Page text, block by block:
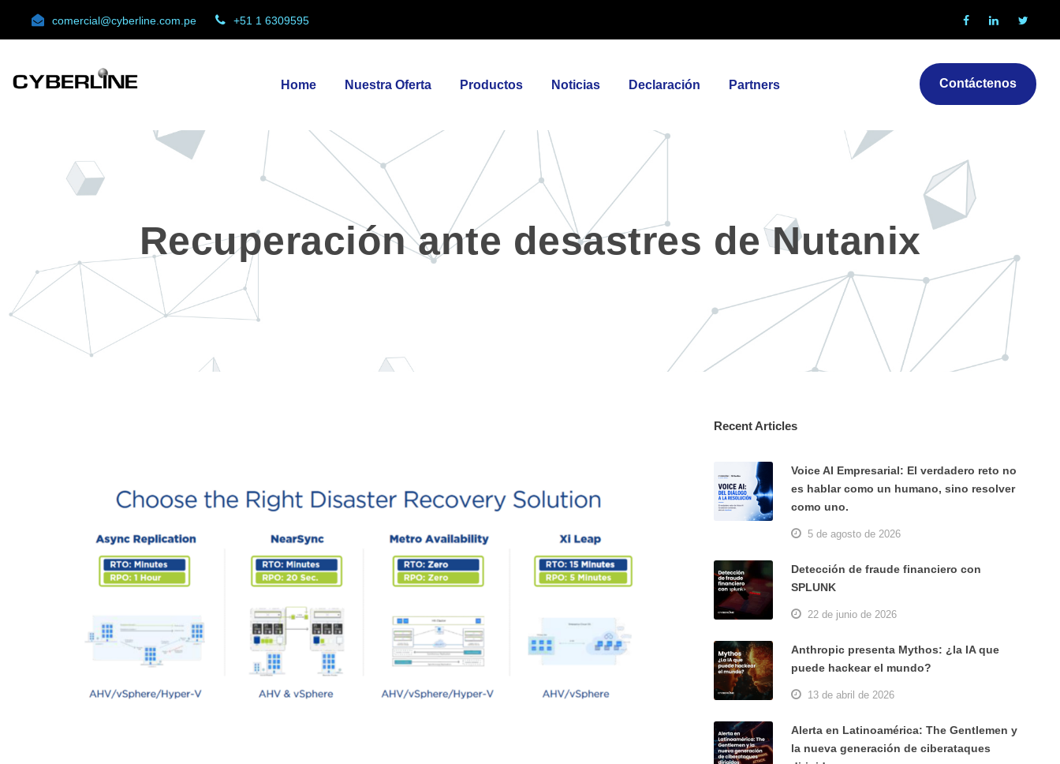
comercial@cyberline.com.pe +51 1 6309595
Home Nuestra Oferta Productos Noticias Declaración Partners Contáctenos
Recuperación ante desastres de Nutanix
Recent Articles
Voice AI Empresarial: El verdadero reto no
es hablar como un humano, sino resolver
como uno.
5 de agosto de 2026
Detección de fraude financiero con
SPLUNK
22 de junio de 2026
Anthropic presenta Mythos: ¿la IA que
puede hackear el mundo?
13 de abril de 2026
Alerta en Latinoamérica: The Gentlemen y
la nueva generación de ciberataques